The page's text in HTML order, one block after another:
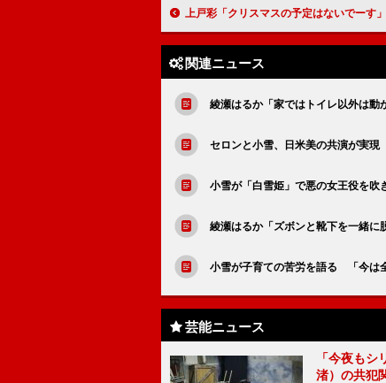
上戸彩「クリスマスの予定はないでーす」 雨と強風の中でイルミ
関連ニュース
綾瀬はるか「家ではトイレ以外は
セロンと小雪、日米美の共演が実
小雪が「白雪姫」で悪の女王役を
綾瀬はるか「ズボンと靴下を一緒
小雪が子育ての苦労を語る 「今は
芸能ニュース
「今夜も
渚）の共犯